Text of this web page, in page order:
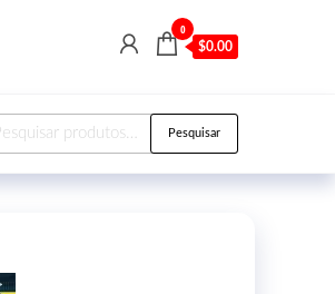
0
$0.00
Pesquisar